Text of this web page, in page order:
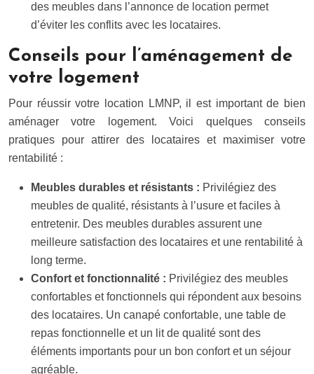
des meubles dans l’annonce de location permet
d’éviter les conflits avec les locataires.
Conseils pour l’aménagement de
votre logement
Pour réussir votre location LMNP, il est important de bien
aménager votre logement. Voici quelques conseils
pratiques pour attirer des locataires et maximiser votre
rentabilité :
Meubles durables et résistants : Privilégiez des
meubles de qualité, résistants à l’usure et faciles à
entretenir. Des meubles durables assurent une
meilleure satisfaction des locataires et une rentabilité à
long terme.
Confort et fonctionnalité : Privilégiez des meubles
confortables et fonctionnels qui répondent aux besoins
des locataires. Un canapé confortable, une table de
repas fonctionnelle et un lit de qualité sont des
éléments importants pour un bon confort et un séjour
agréable.